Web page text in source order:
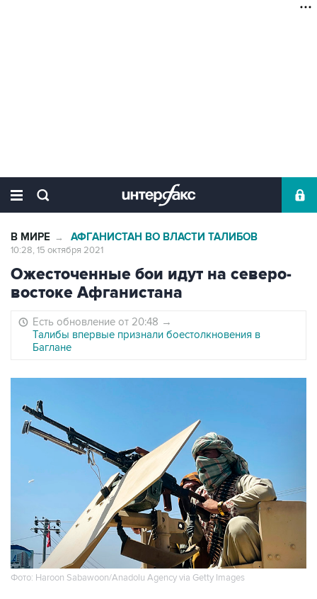
В МИРЕ → АФГАНИСТАН ВО ВЛАСТИ ТАЛИБОВ
10:28, 15 октября 2021
Ожесточенные бои идут на северо-
востоке Афганистана
Есть обновление от 20:48 →
Талибы впервые признали боестолкновения в
Баглане
Фото: Haroon Sabawoon/Anadolu Agency via Getty Images